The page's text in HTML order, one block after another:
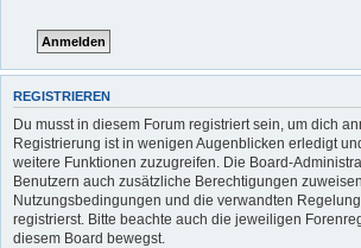
REGISTRIEREN
Du musst in diesem Forum registriert sein, um dich
Registrierung ist in wenigen Augenblicken erledigt
weitere Funktionen zuzugreifen. Die Board-
Benutzern auch zusätzliche Berechtigungen
Nutzungsbedingungen und die verwandten
registrierst. Bitte beachte auch die jeweiligen
diesem Board bewegst.